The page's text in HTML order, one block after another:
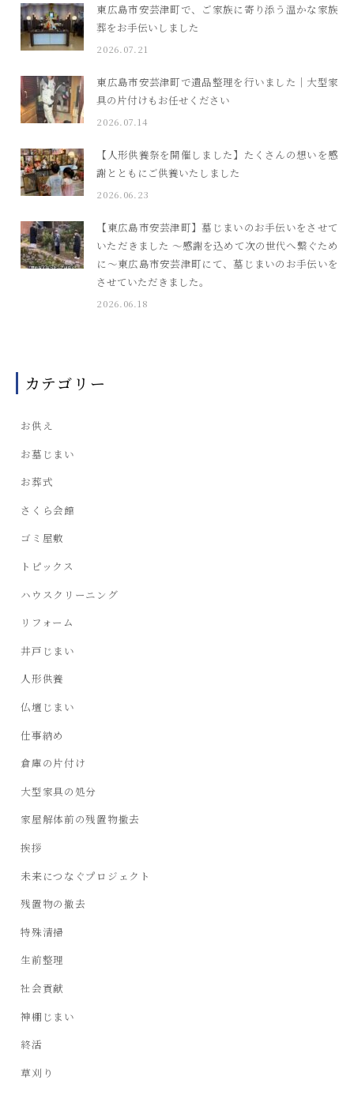
東広島市安芸津町で、ご家族に寄り添う温かな家族
葬をお手伝いしました
2026.07.21
東広島市安芸津町で遺品整理を行いました｜大型家
具の片付けもお任せください
2026.07.14
【人形供養祭を開催しました】たくさんの想いを感
謝とともにご供養いたしました
2026.06.23
【東広島市安芸津町】墓じまいのお手伝いをさせて
いただきました ～感謝を込めて次の世代へ繋ぐため
に～東広島市安芸津町にて、墓じまいのお手伝いを
させていただきました。
2026.06.18
カテゴリー
お供え
お墓じまい
お葬式
さくら会館
ゴミ屋敷
トピックス
ハウスクリーニング
リフォーム
井戸じまい
人形供養
仏壇じまい
仕事納め
倉庫の片付け
大型家具の処分
家屋解体前の残置物撤去
挨拶
未来につなぐプロジェクト
残置物の撤去
特殊清掃
生前整理
社会貢献
神棚じまい
終活
草刈り